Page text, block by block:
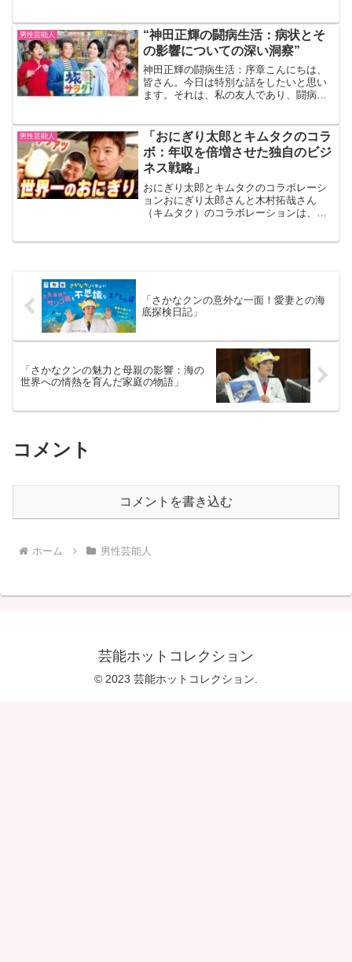
たのか、その背景にはどのような物語が
あるのでしょうか？ 今回は、岸...
男性芸能人
“神田正輝の闘病生活：病状とそ
の影響についての深い洞察”
神田正輝の闘病生活：序章こんにちは、
皆さん。今日は特別な話をしたいと思い
ます。それは、私の友人であり、闘病生
まうかもしれない、生活の中の重要な側
面を浮き彫りにします。神...
男性芸能人
「おにぎり太郎とキムタクのコラ
ボ：年収を倍増させた独自のビジ
ネス戦略」
おにぎり太郎とキムタクのコラボレーシ
ョンおにぎり太郎さんと木村拓哉さん
（キムタク）のコラボレーションは、
「さかなクンの意外な一面！愛妻との海
底探検日記」
「さかなクンの魅力と母親の影響：海の
世界への情熱を育んだ家庭の物語」
コメント
コメントを書き込む
ホーム 男性芸能人
芸能ホットコレクション
© 2023 芸能ホットコレクション.